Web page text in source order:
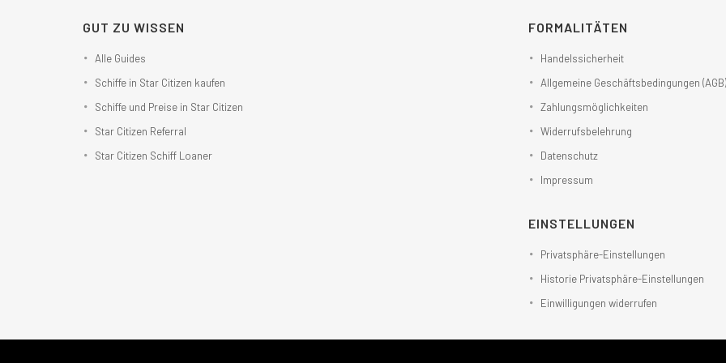
GUT ZU WISSEN
Alle Guides
Schiffe in Star Citizen kaufen
Schiffe und Preise in Star Citizen
Star Citizen Referral
Star Citizen Schiff Loaner
FORMALITÄTEN
Handelssicherheit
Allgemeine Geschäftsbedingungen (AGB)
Zahlungsmöglichkeiten
Widerrufsbelehrung
Datenschutz
Impressum
EINSTELLUNGEN
Privatsphäre-Einstellungen
Historie Privatsphäre-Einstellungen
Einwilligungen widerrufen